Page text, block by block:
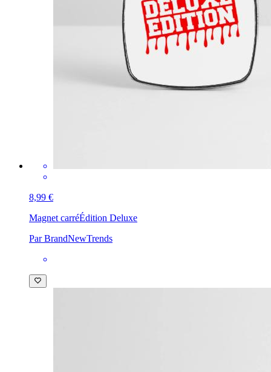
8,99 €
Magnet carréÉdition Deluxe
Par BrandNewTrends